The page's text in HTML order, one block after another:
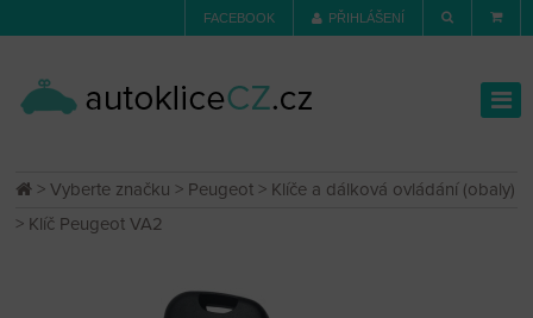
FACEBOOK PŘIHLÁŠENÍ
>Vyberte značku > Peugeot > Klíče a dálková ovládání (obaly)
> Klíč Peugeot VA2